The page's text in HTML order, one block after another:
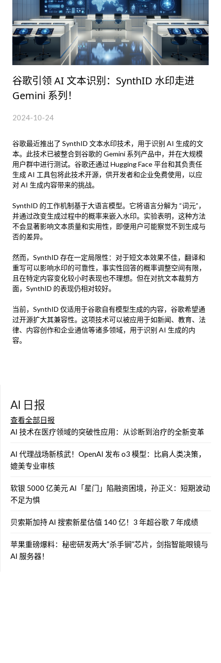
谷歌引领 AI 文本识别：SynthID 水印走进
Gemini 系列！
2024-10-24
谷歌最近推出了 SynthID 文本水印技术，用于识别 AI 生成的文
本。此技术已被整合到谷歌的 Gemini 系列产品中，并在大规模
用户群中进行测试。谷歌还通过 Hugging Face 平台和其负责任
生成 AI 工具包将此技术开源，供开发者和企业免费使用，以应
对 AI 生成内容带来的挑战。
SynthID 的工作机制基于大语言模型。它将语言分解为 “词元”，
并通过改变生成过程中的概率来嵌入水印。实验表明，这种方法
不会显著影响文本质量和实用性，即便用户可能察觉不到生成与
否的差异。
然而，SynthID 存在一定局限性：对于短文本效果不佳，翻译和
重写可以影响水印的可靠性，事实性回答的概率调整空间有限，
且在特定内容变化较小时表现也不理想。但在对抗文本裁剪方
面，SynthID 的表现仍相对较好。
当前，SynthID 仅适用于谷歌自有模型生成的内容，谷歌希望通
过开源扩大其兼容性。这项技术可以被应用于如新闻、教育、法
律、内容创作和企业通信等诸多领域，用于识别 AI 生成的内
容。
AI 日报
查看全部日报
AI 技术在医疗领域的突破性应用：从诊断到治疗的全新变革
AI 代理战场新核武！OpenAI 发布 o3 模型：比肩人类决策，
媲美专业审核
软银 5000 亿美元 AI「星门」陷融资困境，孙正义：短期波动
不足为惧
贝索斯加持 AI 搜索新星估值 140 亿！3 年超谷歌 7 年成绩
苹果重磅爆料：秘密研发两大“杀手锏”芯片，剑指智能眼镜与
AI 服务器！